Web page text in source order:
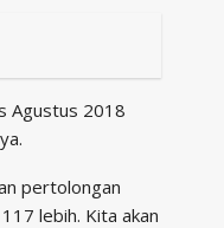
Agustus 2018
pertolongan
lebih. Kita akan